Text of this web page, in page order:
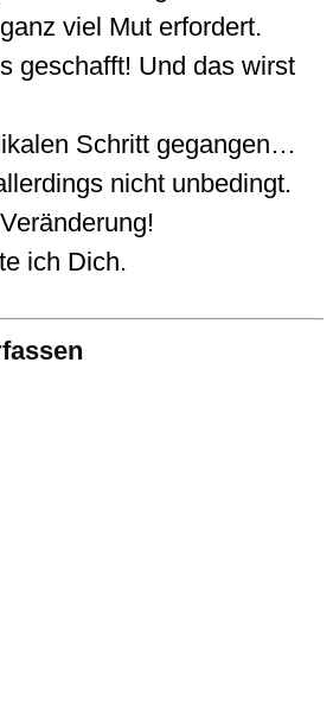
viel Mut erfordert.
geschafft! Und das wirst
Schritt gegangen…
nicht unbedingt.
ich Dich.